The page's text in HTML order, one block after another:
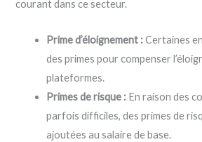
courant dans ce secteur.
Prime d’éloignement :Certaines
des primes pour compenser
plateformes.
Primes de risque : En raison des
parfois difficiles, des primes de
ajoutées au salaire de base.